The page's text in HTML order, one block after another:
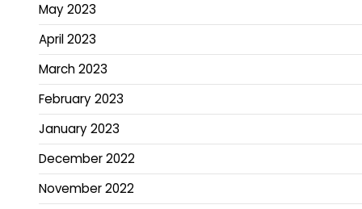
May 2023
April 2023
March 2023
February 2023
January 2023
December 2022
November 2022